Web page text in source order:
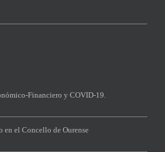
Financiero y COVID-19.
en el Concello de Ourense